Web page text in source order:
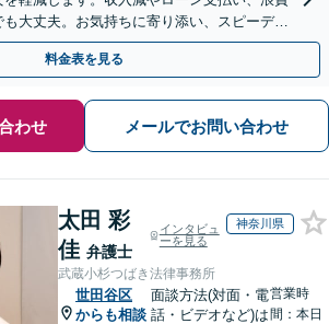
大丈夫。お気持ちに寄り添い、スピーディ
テラス利用＆休日・夜間面談可】
料金表を見る
わせ メールでお問い合わせ
太田 彩
佳 弁護士
インタビュ
ーを見る
神奈川県
武蔵小杉つばき法律事務所
世田谷区
からも相談
面談方法(対面・電
話・ビデオなど)は
営業時
間：本日